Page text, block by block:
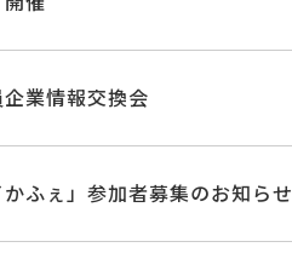
業情報交換会
ふぇ」参加者募集のお知らせ